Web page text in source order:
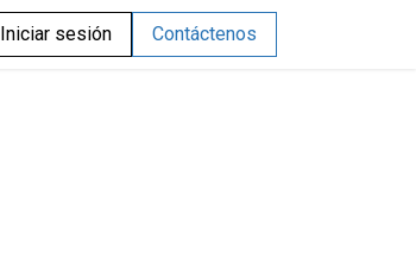
Iniciar sesión Contáctenos